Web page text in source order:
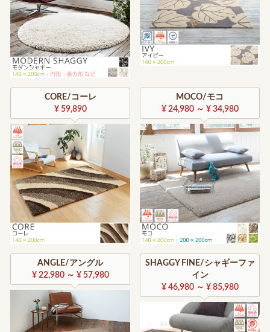
CORE/コーレ
¥ 59,890
MOCO/モコ
¥ 24,980 ～ ¥ 34,980
ANGLE/アングル
¥ 22,980 ～ ¥ 57,980
SHAGGY FINE/シャギーファ
イン
¥ 46,980 ～ ¥ 85,980